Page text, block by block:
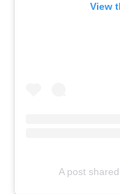
View
A post